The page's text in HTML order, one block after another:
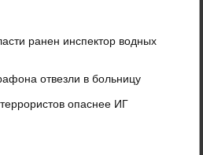
ранен инспектор водных
отвезли в больницу
опаснее ИГ